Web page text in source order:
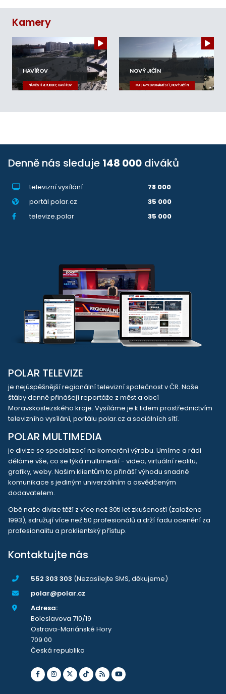
Kamery
HAVÍŘOV
NÁMĚSTÍ REPUBLIKY, HAVÍŘOV
NOVÝ JIČÍN
MASARYKOVO NÁMĚSTÍ, NOVÝ JIČÍN
Denně nás sleduje 148 000 diváků
televizní vysílání
78 000
portál polar.cz
35 000
televize.polar
35 000
POLAR TELEVIZE
je nejúspěšnější regionální televizní společnost v ČR. Naše
štáby denně přinášejí reportáže z měst a obcí
Moravskoslezského kraje. Vysíláme je k lidem prostřednictvím
televizního vysílání, portálu polar.cz a sociálních sítí.
POLAR MULTIMEDIA
je divize se specializací na komerční výrobu. Umíme a rádi
děláme vše, co se týká multimedií - videa, virtuální realitu,
grafiky, weby. Našim klientům to přináší výhodu snadné
komunikace s jediným univerzálním a osvědčeným
dodavatelem.
Obě naše divize těží z více než 30ti let zkušeností (založeno
1993), sdružují více než 50 profesionálů a drží řadu ocenění za
profesionalitu a proklientský přístup.
Kontaktujte nás
552 303 303 (Nezasílejte SMS, děkujeme)
polar@polar.cz
Adresa:
Boleslavova 710/19
Ostrava-Mariánské Hory
709 00
Česká republika